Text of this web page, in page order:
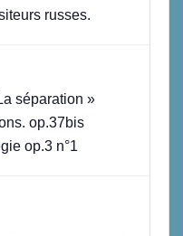
russes.
séparation »
op.37bis
op.3 n°1